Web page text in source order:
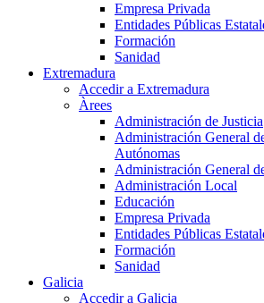
Empresa Privada
Entidades Públicas
Formación
Sanidad
Extremadura
Accedir a Extremadura
Àrees
Administración de Justicia
Administración General
Autónomas
Administración General
Administración Local
Educación
Empresa Privada
Entidades Públicas
Formación
Sanidad
Galicia
Accedir a Galicia